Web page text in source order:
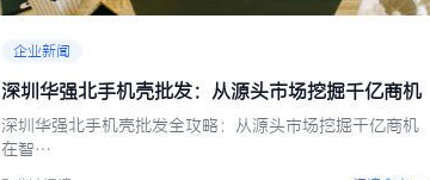
企业新闻
​深圳华强北手机壳批发：从源头市场挖掘千亿商机
​深圳华强北手机壳批发全攻略：从源头市场挖掘千亿商机​
在智…